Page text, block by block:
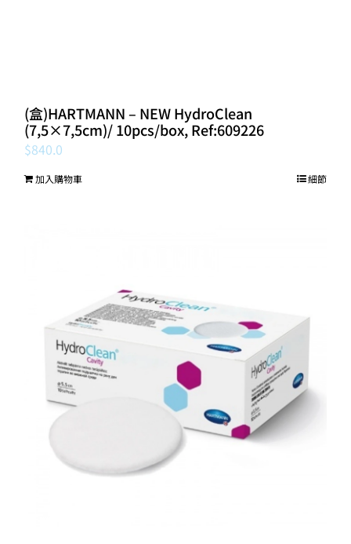
(盒)HARTMANN – NEW HydroClean
(7,5×7,5cm)/ 10pcs/box, Ref:609226
$840.0
加入購物車 細節